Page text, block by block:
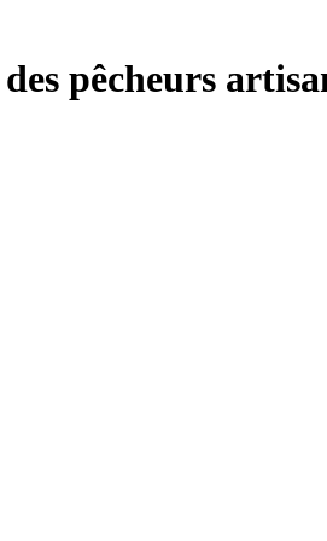
pêcheurs